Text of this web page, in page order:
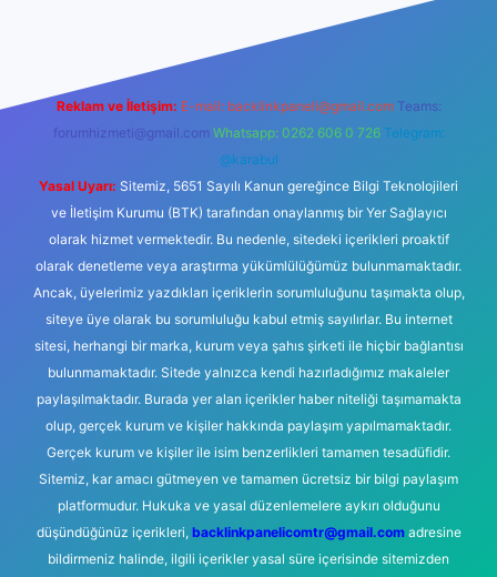
Reklam ve İletişim: E-mail: backlinkpaneli@gmail.com Teams:
forumhizmeti@gmail.com Whatsapp: 0262 606 0 726 Telegram:
@karabul
Yasal Uyarı: Sitemiz, 5651 Sayılı Kanun gereğince Bilgi Teknolojileri
ve İletişim Kurumu (BTK) tarafından onaylanmış bir Yer Sağlayıcı
olarak hizmet vermektedir. Bu nedenle, sitedeki içerikleri proaktif
olarak denetleme veya araştırma yükümlülüğümüz bulunmamaktadır.
Ancak, üyelerimiz yazdıkları içeriklerin sorumluluğunu taşımakta olup,
siteye üye olarak bu sorumluluğu kabul etmiş sayılırlar. Bu internet
sitesi, herhangi bir marka, kurum veya şahıs şirketi ile hiçbir bağlantısı
bulunmamaktadır. Sitede yalnızca kendi hazırladığımız makaleler
paylaşılmaktadır. Burada yer alan içerikler haber niteliği taşımamakta
olup, gerçek kurum ve kişiler hakkında paylaşım yapılmamaktadır.
Gerçek kurum ve kişiler ile isim benzerlikleri tamamen tesadüfidir.
Sitemiz, kar amacı gütmeyen ve tamamen ücretsiz bir bilgi paylaşım
platformudur. Hukuka ve yasal düzenlemelere aykırı olduğunu
düşündüğünüz içerikleri, backlinkpanelicomtr@gmail.comadresine
bildirmeniz halinde, ilgili içerikler yasal süre içerisinde sitemizden